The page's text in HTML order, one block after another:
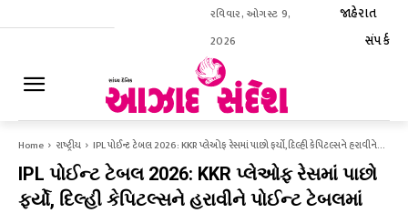
રવિવાર, ઓગસ્ટ 9,
2026
જાહેરાત
સંપર્ક
Home રાષ્ટ્રીય IPL પોઈન્ટ ટેબલ 2026: KKR પ્લેઓફ રેસમાં પાછો ફર્યો, દિલ્હી કેપિટલ્સને હરાવીને...
IPL પોઈન્ટ ટેબલ 2026: KKR પ્લેઓફ રેસમાં પાછો
ફર્યો, દિલ્હી કેપિટલ્સને હરાવીને પોઈન્ટ ટેબલમાં